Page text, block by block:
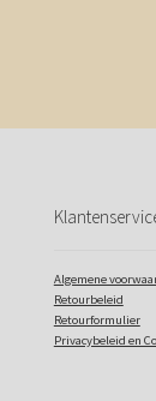
Algemene
Retourbeleid
Retourformulier
Privacybeleid en